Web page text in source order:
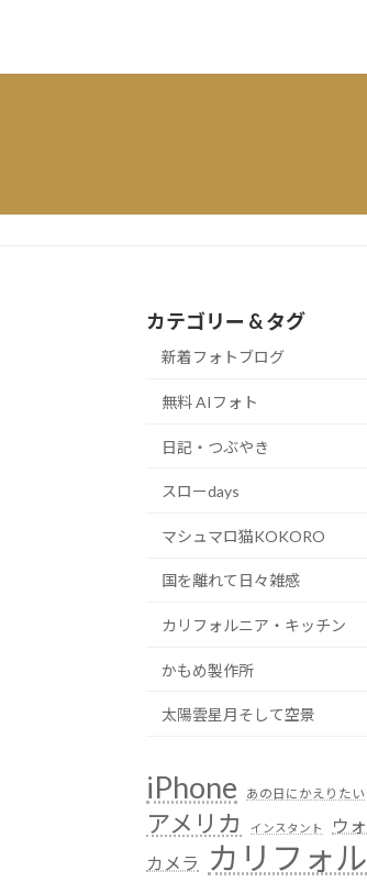
カテゴリー & タグ
新着フォトブログ
無料 AIフォト
日記・つぶやき
スローdays
マシュマロ猫KOKORO
国を離れて日々雑感
カリフォルニア・キッチン
かもめ製作所
太陽雲星月そして空景
iPhone あの日にかえりたい
アメリカ
インスタント
ウ
カメラ
カリフォ